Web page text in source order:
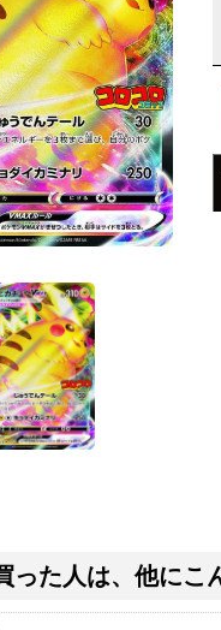
った人は、他にこ